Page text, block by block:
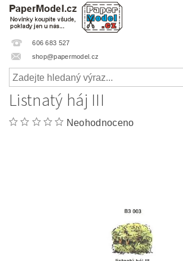
606 683 527
shop@papermodel.cz
Listnatý háj III
Neohodnoceno